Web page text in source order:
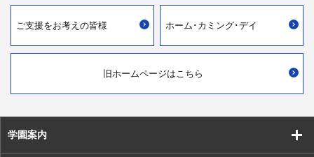
ご支援をお考えの皆様 ホーム･カミング･デイ
旧ホームページはこちら
学園案内